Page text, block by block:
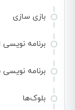
بازی سازی
برنامه نویسی
برنامه
بلوک‌ها